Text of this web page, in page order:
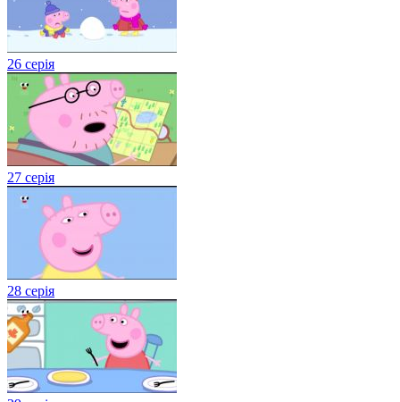
26 серія
27 серія
28 серія